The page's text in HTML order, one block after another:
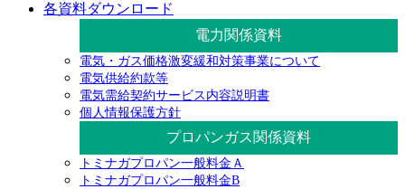
各資料ダウンロード
電力関係資料
電気・ガス価格激変緩和対策事業について
電気供給約款等
電気需給契約サービス内容説明書
個人情報保護方針
プロパンガス関係資料
トミナガプロパン一般料金Ａ
トミナガプロパン一般料金B